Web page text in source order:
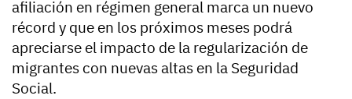
afiliación en régimen general marca un nuevo
récord y que en los próximos meses podrá
apreciarse el impacto de la regularización de
migrantes con nuevas altas en la Seguridad
Social.